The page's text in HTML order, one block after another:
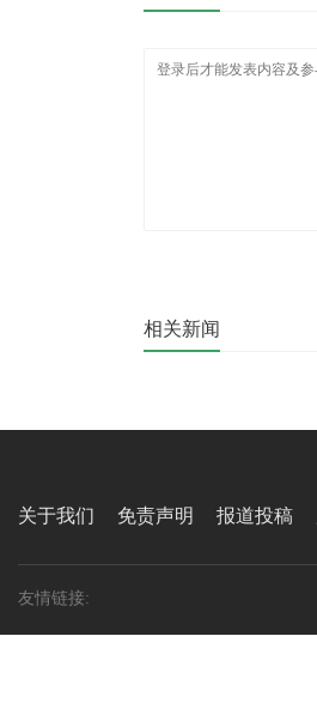
相关新闻
关于我们 免责声明 报道投稿
友情链接: